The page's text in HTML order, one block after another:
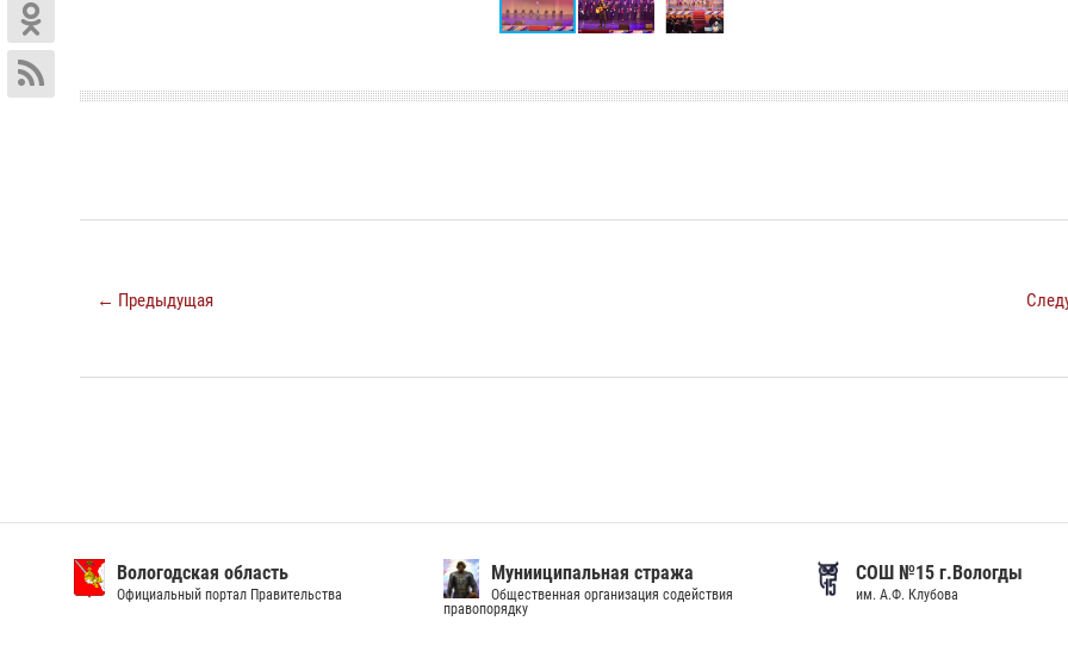
← Предыдущая
Вологодская область
Официальный портал Правительства
Мунииципальная стража
Общественная организация содействия
правопорядку
СОШ №15 г.Вологды
им. А.Ф. Клубова